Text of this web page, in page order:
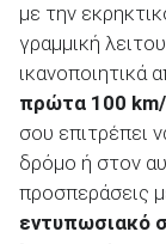
με την
γραμμική
ικανοποιητικά
πρώτα 100 km/
σου επιτρέπει
δρόμο ή στον
προσπεράσεις
εντυπωσιακό